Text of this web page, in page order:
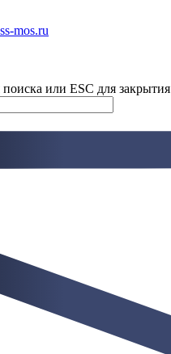
mos.ru
или ESC для закрытия